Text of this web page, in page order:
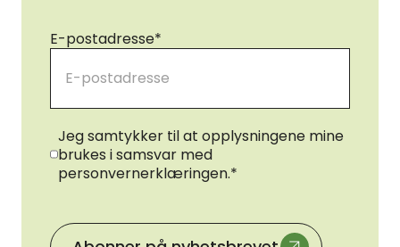
E-postadresse*
Samtykke*
Jeg samtykker til at opplysningene mine
brukes i samsvar med
personvernerklæringen.*